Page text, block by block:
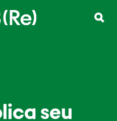
seu